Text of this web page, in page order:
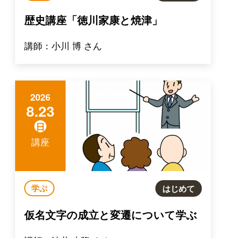
歴史講座「徳川家康と焼津」
講師：小川 博 さん
2026
8.23
日
講座
学ぶ はじめて
仮名文字の成立と変遷について学ぶ